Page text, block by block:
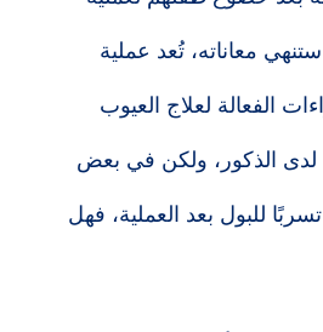
معاناته، تُعد عملية
الفعالة لعلاج العيوب
لدى الذكور، ولكن في بعض
للبول بعد العملية، فهل